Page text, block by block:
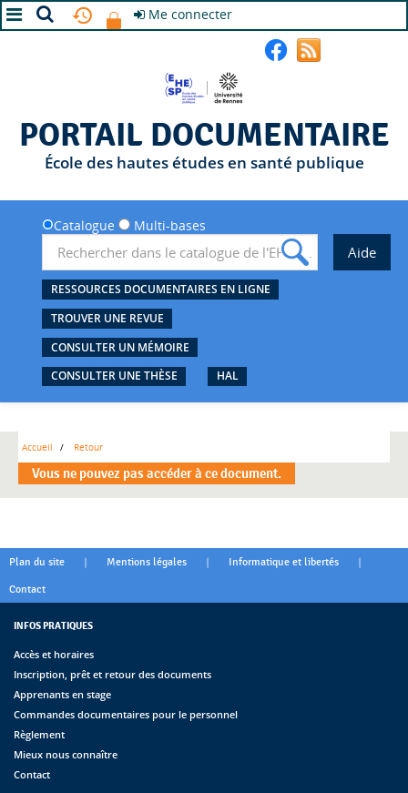
Me connecter
PORTAIL DOCUMENTAIRE
École des hautes études en santé publique
Catalogue Multi-bases
RESSOURCES DOCUMENTAIRES EN LIGNE
TROUVER UNE REVUE
CONSULTER UN MÉMOIRE
CONSULTER UNE THÈSE
HAL
Accueil Retour
Vous ne pouvez pas accéder à ce document.
Plan du site | Mentions légales | Informatique et libertés |
Contact
INFOS PRATIQUES
Accès et horaires
Inscription, prêt et retour des documents
Apprenants en stage
Commandes documentaires pour le personnel
Règlement
Mieux nous connaître
Contact